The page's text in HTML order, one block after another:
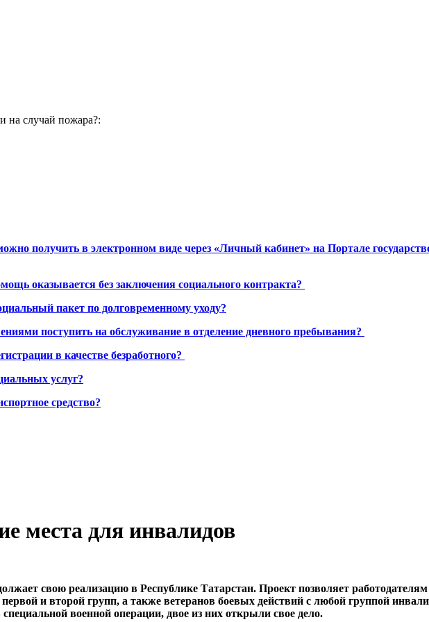
на случай пожара?:
получить в электронном виде через «Личный кабинет» на Портале
оказывается без заключения социального контракта?
пакет по долговременному уходу?
поступить на обслуживание в отделение дневного пребывания?
в качестве безработного?
услуг?
средство?
места для инвалидов
свою реализацию в Республике Татарстан. Проект позволяет
и второй групп, а также ветеранов боевых действий с любой группой
военной операции, двое из них открыли свое дело.